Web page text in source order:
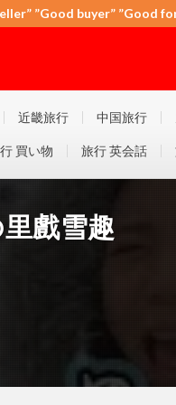
”Good buyer” ”Good
近畿旅行 中国旅行
買い物 旅行 英会話
戲雪趣